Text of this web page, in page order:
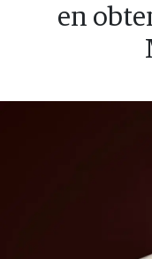
en